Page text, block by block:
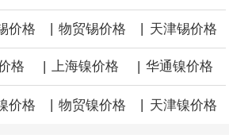
产权。截至2026年1月31日，公司拥有262项专利权
利20项）。
价格 物贸锡价格 天津锡价格
格 | 上海镍价格 | 华通镍价格
价格 | 物贸镍价格 | 天津镍价格